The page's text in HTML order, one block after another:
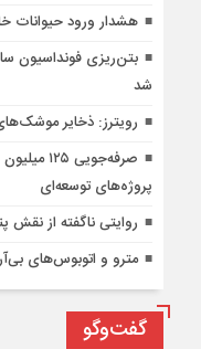
هشدار ورود حیوانات
شد
رویترز: ذخایر
پروژه‌های توسعه‌ای
روایتی ناگفته از نقش
مترو و اتوبوس‌های بی‌آرتی روزهای ۱۴
گفت‌وگو